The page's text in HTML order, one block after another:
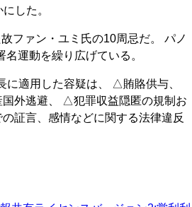
した。
ファン・ユミ氏の10周忌だ。 パノ
運動を繰り広げている。
に適用した容疑は、 △賄賂供与、
外逃避、 △犯罪収益隠匿の規制お
証言、感情などに関する法律違反